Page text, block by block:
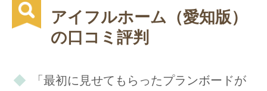
アイフルホーム（愛知版）
の口コミ評判
「最初に見せてもらったプランボードが